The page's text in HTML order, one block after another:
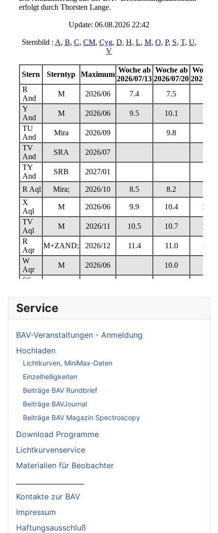
Service
BAV-Veranstaltungen - Anmeldung
Hochladen
Lichtkurven, MiniMax-Daten
Einzelhelligkeiten
Beiträge BAV Rundbrief
Beiträge BAVJournal
Beiträge BAV Magazin Spectroscopy
Download Programme
Lichtkurvenservice
Materialien für Beobachter
Kontakte zur BAV
Impressum
Haftungsausschluß